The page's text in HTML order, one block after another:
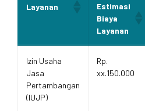
Layanan
Estimasi
Biaya
Layanan
Biaya
Layanan
Izin Usaha
Jasa
Pertambangan
(IUJP)
Rp.
xx.150.000